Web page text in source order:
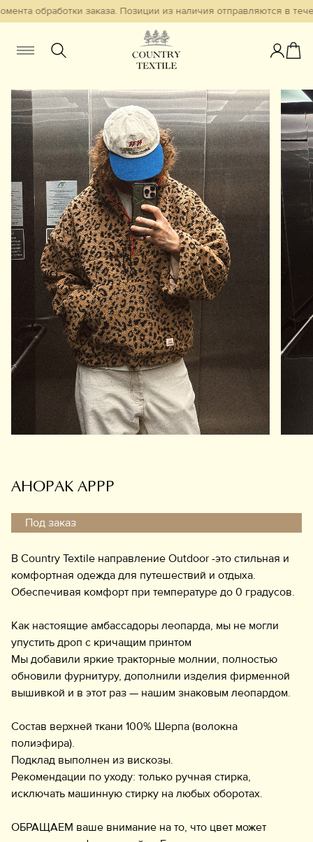
обработки заказа. Позиции из наличия отправляются в
ЖенщинамМужчинамДетям
Смотреть всё Избранное
Новинки
В наличии
Бестселлеры
Одежда
Обувь
Аксессуары
Украшения
Информация
АНОРАК АРРР
Под заказ
В Country Textile направление Outdoor -это стильная и
комфортная одежда для путешествий и отдыха.
Обеспечивая комфорт при температуре до 0 градусов.
Как настоящие амбассадоры леопарда, мы не могли
упустить дроп с кричащим принтом
Мы добавили яркие тракторные молнии, полностью
обновили фурнитуру, дополнили изделия фирменной
вышивкой и в этот раз — нашим знаковым леопардом.
Состав верхней ткани 100% Шерпа (волокна
полиэфира).
Подклад выполнен из вискозы.
Рекомендации по уходу: только ручная стирка,
исключать машинную стирку на любых оборотах.
ОБРАЩАЕМ ваше внимание на то, что цвет может